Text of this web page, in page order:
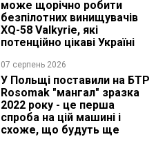
може щорічно робити
безпілотних винищувачів
XQ-58 Valkyrie, які
потенційно цікаві Україні
07 серпень 2026
У Польщі поставили на БТР
Rosomak "мангал" зразка
2022 року - це перша
спроба на цій машині і
схоже, що будуть ще